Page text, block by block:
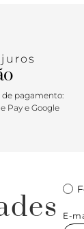
pagamento:
Pay e Google
E-